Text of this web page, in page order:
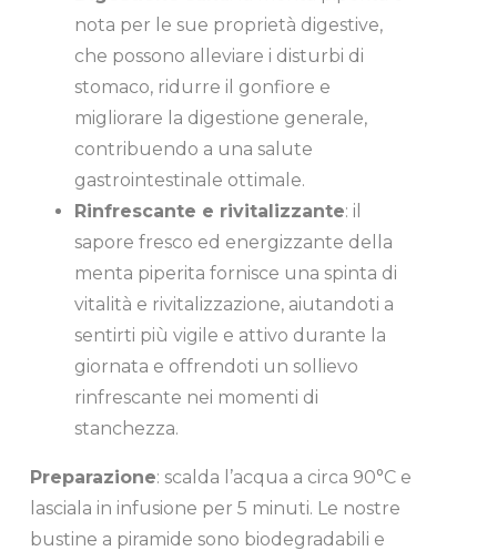
nota per le sue proprietà digestive,
che possono alleviare i disturbi di
stomaco, ridurre il gonfiore e
migliorare la digestione generale,
contribuendo a una salute
gastrointestinale ottimale.
Rinfrescante e rivitalizzante: il
sapore fresco ed energizzante della
menta piperita fornisce una spinta di
vitalità e rivitalizzazione, aiutandoti a
sentirti più vigile e attivo durante la
giornata e offrendoti un sollievo
rinfrescante nei momenti di
stanchezza.
Preparazione: scalda l’acqua a circa 90°C e
lasciala in infusione per 5 minuti. Le nostre
bustine a piramide sono biodegradabili e